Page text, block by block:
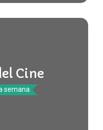
Cine
semana